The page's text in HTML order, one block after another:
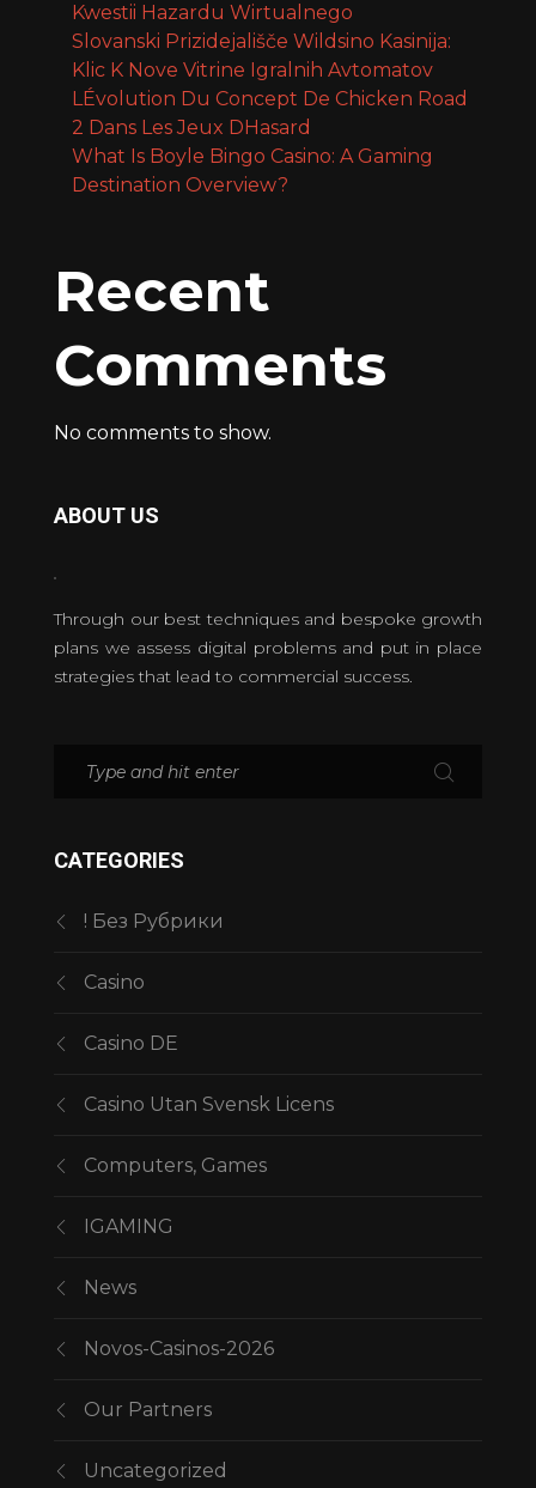
Kwestii Hazardu Wirtualnego
Slovanski Prizidejališče Wildsino Kasinija:
Klic K Nove Vitrine Igralnih Avtomatov
LÉvolution Du Concept De Chicken Road
2 Dans Les Jeux DHasard
What Is Boyle Bingo Casino: A Gaming
Destination Overview?
Recent
Comments
No comments to show.
ABOUT US
Through our best techniques and bespoke growth
plans we assess digital problems and put in place
strategies that lead to commercial success.
CATEGORIES
! Без Рубрики
Casino
Casino DE
Casino Utan Svensk Licens
Computers, Games
IGAMING
News
Novos-Casinos-2026
Our Partners
Uncategorized